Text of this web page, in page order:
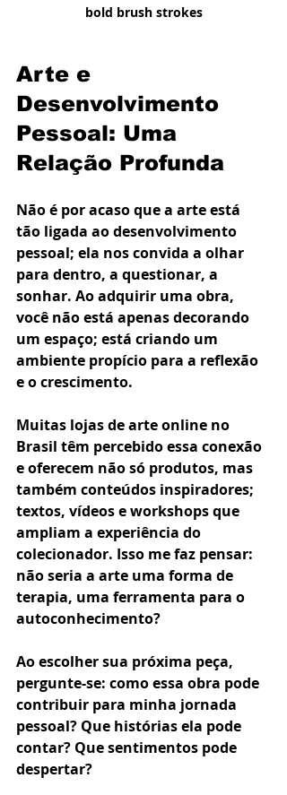
bold brush strokes
Arte e
Desenvolvimento
Pessoal: Uma
Relação Profunda
Não é por acaso que a arte está
tão ligada ao desenvolvimento
pessoal; ela nos convida a olhar
para dentro, a questionar, a
sonhar. Ao adquirir uma obra,
você não está apenas decorando
um espaço; está criando um
ambiente propício para a reflexão
e o crescimento.
Muitas lojas de arte online no
Brasil têm percebido essa conexão
e oferecem não só produtos, mas
também conteúdos inspiradores;
textos, vídeos e workshops que
ampliam a experiência do
colecionador. Isso me faz pensar:
não seria a arte uma forma de
terapia, uma ferramenta para o
autoconhecimento?
Ao escolher sua próxima peça,
pergunte-se: como essa obra pode
contribuir para minha jornada
pessoal? Que histórias ela pode
contar? Que sentimentos pode
despertar?